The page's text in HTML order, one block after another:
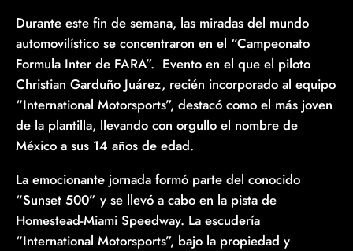
Durante este fin de semana, las miradas del mundo
automovilístico se concentraron en el “Campeonato
Formula Inter de FARA”. Evento en el que el piloto
Christian Garduño Juárez, recién incorporado al equipo
“International Motorsports”, destacó como el más joven
de la plantilla, llevando con orgullo el nombre de
México a sus 14 años de edad.
La emocionante jornada formó parte del conocido
“Sunset 500” y se llevó a cabo en la pista de
Homestead-Miami Speedway. La escudería
“International Motorsports”, bajo la propiedad y